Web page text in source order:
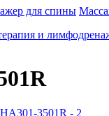
для спины
и